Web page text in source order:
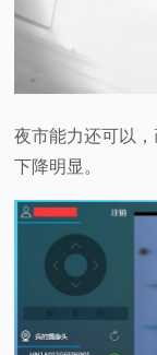
夜市能力还可以
下降明显。